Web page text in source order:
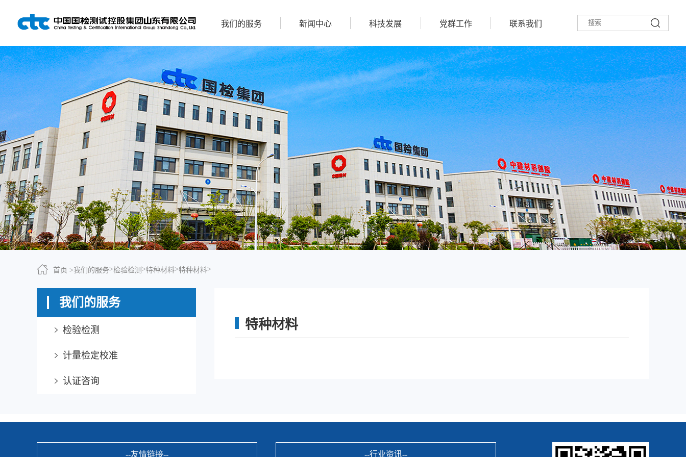
我们的服务 新闻中心 科技发展 党群工作 联系我们
首页 >我们的服务>检验检测 >特种材料>特种材料>
我们的服务
检验检测
计量检定校准
认证咨询
特种材料
--友情链接-- --行业资讯--